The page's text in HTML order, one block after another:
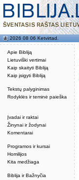
Apie Bibliją
Lietuviški vertimai
Kaip skaityti Bibliją
Kaip įsigyti Bibliją
Tekstų palyginimas
Rodyklės ir teminė paieška
Įvadai ir raktai
Žinynai ir žodynai
Komentarai
Programos ir kursai
Homilijos
Kita medžiaga
Biblija ir Bažnyčia
2026 08 06 Ketvirtad.